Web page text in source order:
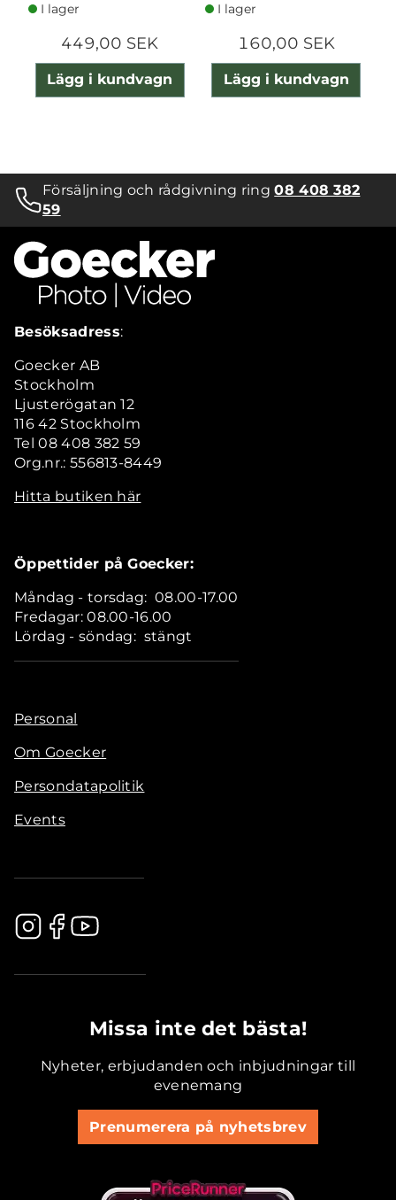
I lager
449,00 SEK
Lägg i kundvagn
I lager
160,00 SEK
Lägg i kundvagn
Försäljning och rådgivning ring08 408 382
59
Besöksadress:
Goecker AB
Stockholm
Ljusterögatan 12
116 42 Stockholm
Tel 08 408 382 59
Org.nr.: 556813-8449
Hitta butiken här
Öppettider på Goecker:
Måndag - torsdag: 08.00-17.00
Fredagar: 08.00-16.00
Lördag - söndag: stängt
Personal
Om Goecker
Persondatapolitik
Events
Missa inte det bästa!
Nyheter, erbjudanden och inbjudningar till
evenemang
Prenumerera på nyhetsbrev